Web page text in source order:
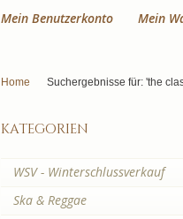
Mein Benutzerkonto Mein
Home Suchergebnisse für: 'the
kategorien
WSV - Winterschlussverkauf
Ska & Reggae